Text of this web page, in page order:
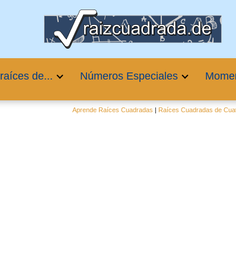
de... Números Especiales
Aprende Raíces Cuadradas | Raíces Cuadradas de